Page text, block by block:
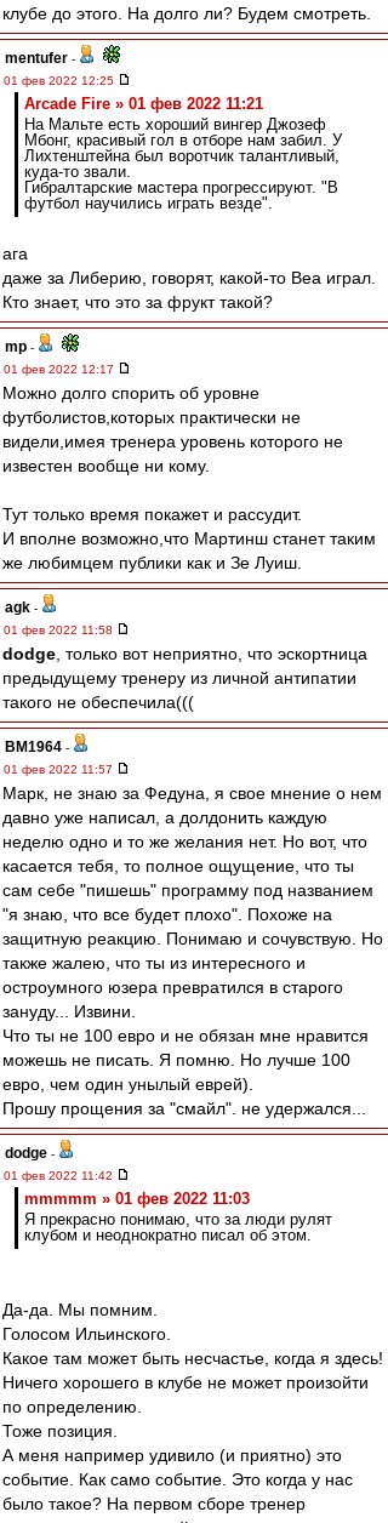
клубе до этого. На долго ли? Будем смотреть.
mentufer -
01 фев 2022 12:25
Arcade Fire » 01 фев 2022 11:21
На Мальте есть хороший вингер Джозеф
Мбонг, красивый гол в отборе нам забил. У
Лихтенштейна был воротчик талантливый,
куда-то звали.
Гибралтарские мастера прогрессируют. "В
футбол научились играть везде".
ага
даже за Либерию, говорят, какой-то Веа играл.
Кто знает, что это за фрукт такой?
mp -
01 фев 2022 12:17
Можно долго спорить об уровне
футболистов,которых практически не
видели,имея тренера уровень которого не
известен вообще ни кому.
Тут только время покажет и рассудит.
И вполне возможно,что Мартинш станет таким
же любимцем публики как и Зе Луиш.
agk -
01 фев 2022 11:58
dodge , только вот неприятно, что эскортница
предыдущему тренеру из личной антипатии
такого не обеспечила(((
BM1964 -
01 фев 2022 11:57
Марк, не знаю за Федуна, я свое мнение о нем
давно уже написал, а долдонить каждую
неделю одно и то же желания нет. Но вот, что
касается тебя, то полное ощущение, что ты
сам себе "пишешь" программу под названием
"я знаю, что все будет плохо". Похоже на
защитную реакцию. Понимаю и сочувствую. Но
также жалею, что ты из интересного и
остроумного юзера превратился в старого
зануду... Извини.
Что ты не 100 евро и не обязан мне нравится
можешь не писать. Я помню. Но лучше 100
евро, чем один унылый еврей).
Прошу прощения за "смайл". не удержался...
dodge -
01 фев 2022 11:42
mmmmm » 01 фев 2022 11:03
Я прекрасно понимаю, что за люди рулят
клубом и неоднократно писал об этом.
Да-да. Мы помним.
Голосом Ильинского.
Какое там может быть несчастье, когда я здесь!
Ничего хорошего в клубе не может произойти
по определению.
Тоже позиция.
А меня например удивило (и приятно) это
событие. Как само событие. Это когда у нас
было такое? На первом сборе тренер